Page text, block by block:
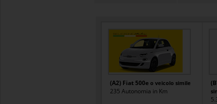
(A2) Fiat 500e o veicolo simile
235 Autonomia in Km